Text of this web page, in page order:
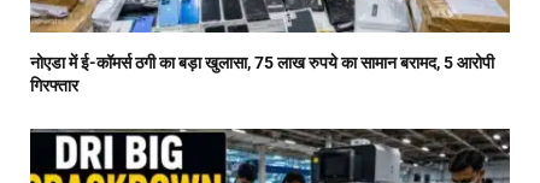
नोएडा में ई-कॉमर्स ठगी का बड़ा खुलासा, 75 लाख रुपये का सामान बरामद, 5 आरोपी
गिरफ्तार